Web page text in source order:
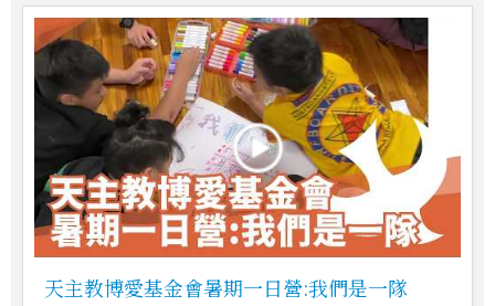
天主教博愛基金會暑期一日營:我們是一隊